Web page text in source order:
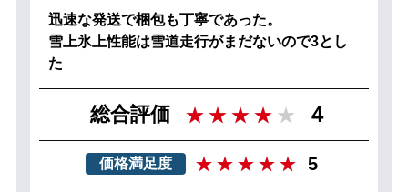
迅速な発送で梱包も丁寧であった。
雪上氷上性能は雪道走行がまだないので3とし
た
総合評価 4
価格満足度 5